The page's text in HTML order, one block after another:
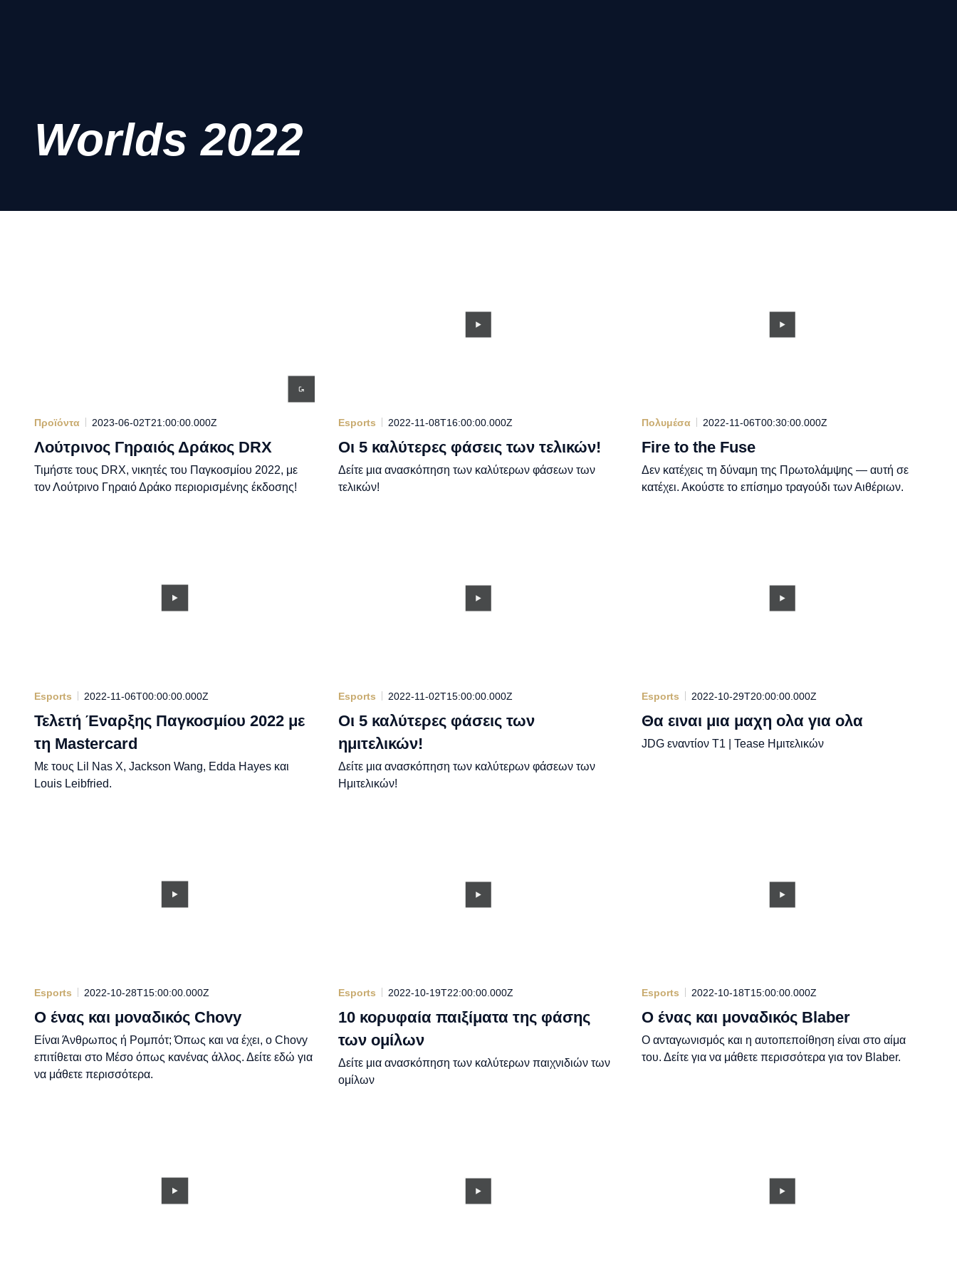
Worlds 2022
Προϊόντα 2023-06-02T21:00:00.000Z
Λούτρινος Γηραιός Δράκος DRX
Τιμήστε τους DRX, νικητές του Παγκοσμίου 2022, με
τον Λούτρινο Γηραιό Δράκο περιορισμένης έκδοσης!
Esports 2022-11-08T16:00:00.000Z
Οι 5 καλύτερες φάσεις των τελικών!
Δείτε μια ανασκόπηση των καλύτερων φάσεων των
τελικών!
Πολυμέσα 2022-11-06T00:30:00.000Z
Fire to the Fuse
Δεν κατέχεις τη δύναμη της Πρωτολάμψης — αυτή σε
κατέχει. Ακούστε το επίσημο τραγούδι των Αιθέριων.
Esports 2022-11-06T00:00:00.000Z
Τελετή Έναρξης Παγκοσμίου 2022 με
τη Mastercard
Με τους Lil Nas X, Jackson Wang, Edda Hayes και
Louis Leibfried.
Esports 2022-11-02T15:00:00.000Z
Οι 5 καλύτερες φάσεις των
ημιτελικών!
Δείτε μια ανασκόπηση των καλύτερων φάσεων των
Ημιτελικών!
Esports 2022-10-29T20:00:00.000Z
Θα ειναι μια μαχη ολα για ολα
JDG εναντίον T1 | Tease Ημιτελικών
Esports 2022-10-28T15:00:00.000Z
Ο ένας και μοναδικός Chovy
Είναι Άνθρωπος ή Ρομπότ; Όπως και να έχει, ο Chovy
επιτίθεται στο Μέσο όπως κανένας άλλος. Δείτε εδώ για
να μάθετε περισσότερα.
Esports 2022-10-19T22:00:00.000Z
10 κορυφαία παιξίματα της φάσης
των ομίλων
Δείτε μια ανασκόπηση των καλύτερων παιχνιδιών των
ομίλων
Esports 2022-10-18T15:00:00.000Z
Ο ένας και μοναδικός Blaber
Ο ανταγωνισμός και η αυτοπεποίθηση είναι στο αίμα
του. Δείτε για να μάθετε περισσότερα για τον Blaber.